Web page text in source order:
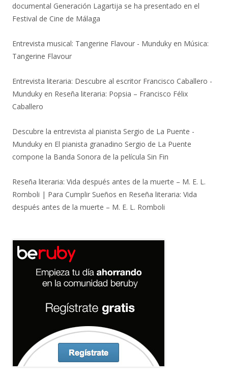
documental Generación Lagartija se ha presentado en el
Festival de Cine de Málaga
Entrevista musical: Tangerine Flavour - Munduky en Música:
Tangerine Flavour
Entrevista literaria: Descubre al escritor Francisco Caballero -
Munduky en Reseña literaria: Popsia – Francisco Félix
Caballero
Descubre la entrevista al pianista Sergio de La Puente -
Munduky en El pianista granadino Sergio de La Puente
compone la Banda Sonora de la película Sin Fin
Reseña literaria: Vida después antes de la muerte – M. E. L.
Romboli | Para Cumplir Sueños en Reseña literaria: Vida
después antes de la muerte – M. E. L. Romboli